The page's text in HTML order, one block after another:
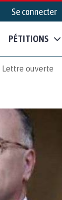
Se connecter
PÉTITIONS
Lettre ouverte